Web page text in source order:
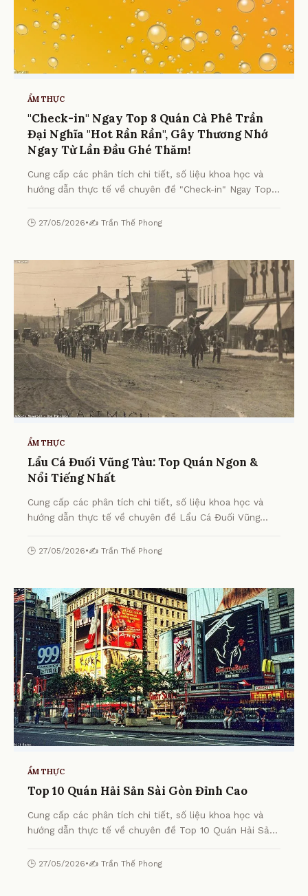
ẨM THỰC
"Check-in" Ngay Top 8 Quán Cà Phê Trần
Đại Nghĩa "Hot Rần Rần", Gây Thương Nhớ
Ngay Từ Lần Đầu Ghé Thăm!
Cung cấp các phân tích chi tiết, số liệu khoa học và
hướng dẫn thực tế về chuyên đề "Check-in" Ngay Top 8
Thương Nhớ Ngay Từ Lần Đầu Ghé Thăm! từ chuyên
🕒 27/05/2026•✍️ Trần Thế Phong
ẨM THỰC
Lẩu Cá Đuối Vũng Tàu: Top Quán Ngon &
Nổi Tiếng Nhất
Cung cấp các phân tích chi tiết, số liệu khoa học và
hướng dẫn thực tế về chuyên đề Lẩu Cá Đuối Vũng
🕒 27/05/2026•✍️ Trần Thế Phong
ẨM THỰC
Top 10 Quán Hải Sản Sài Gòn Đỉnh Cao
Cung cấp các phân tích chi tiết, số liệu khoa học và
hướng dẫn thực tế về chuyên đề Top 10 Quán Hải Sản
🕒 27/05/2026•✍️ Trần Thế Phong